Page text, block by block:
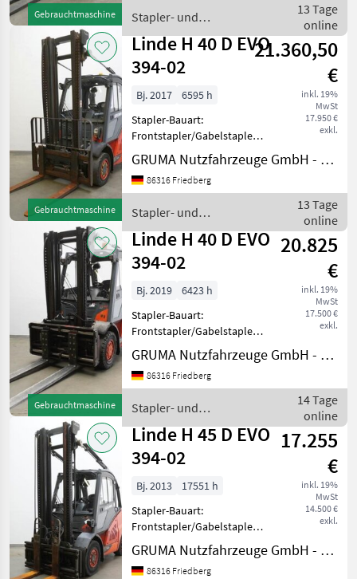
Gebrauchtmaschine
Seitenschieber, integriert -
Lastschutzgitter: 1250 mm
Stapler- und
Lagertechnik / Linde
13 Tage
online
Gebrauchtmaschine
Linde H 40 D EVO
394-02
21.360,50
€
inkl. 19%
MwSt
17.950 €
exkl.
Bj. 2017
6595 h
Stapler-Bauart:
Frontstapler/Gabelstapler -
Fahrzeug:
Einfachzusatzhydraulik -
Mast:
Seitenschieber, integriert -
Lastschutzgitter: 1230 mm
GRUMA Nutzfahrzeuge GmbH - Staplertechnik
86316 Friedberg
Stapler- und
Lagertechnik / Linde
13 Tage
online
Gebrauchtmaschine
Linde H 40 D EVO
394-02
20.825
€
inkl. 19%
MwSt
17.500 €
exkl.
Bj. 2019
6423 h
Stapler-Bauart:
Frontstapler/Gabelstapler -
Fahrzeug:
Doppelzusatzhydraulik -
Mast:
Gabelträger -
Zinkenverstellgerät mit
Seitenschub STABAU
GRUMA Nutzfahrzeuge GmbH - Staplertechnik
86316 Friedberg
Stapler- und
Lagertechnik / Linde
14 Tage
online
Linde H 45 D EVO
394-02
17.255
€
inkl. 19%
MwSt
14.500 €
exkl.
Bj. 2013
17551 h
Stapler-Bauart:
Frontstapler/Gabelstapler -
Fahrzeug:
Doppelzusatzhydraulik + 3.
Steuerkreis - Mast:
GRUMA Nutzfahrzeuge GmbH - Staplertechnik
86316 Friedberg